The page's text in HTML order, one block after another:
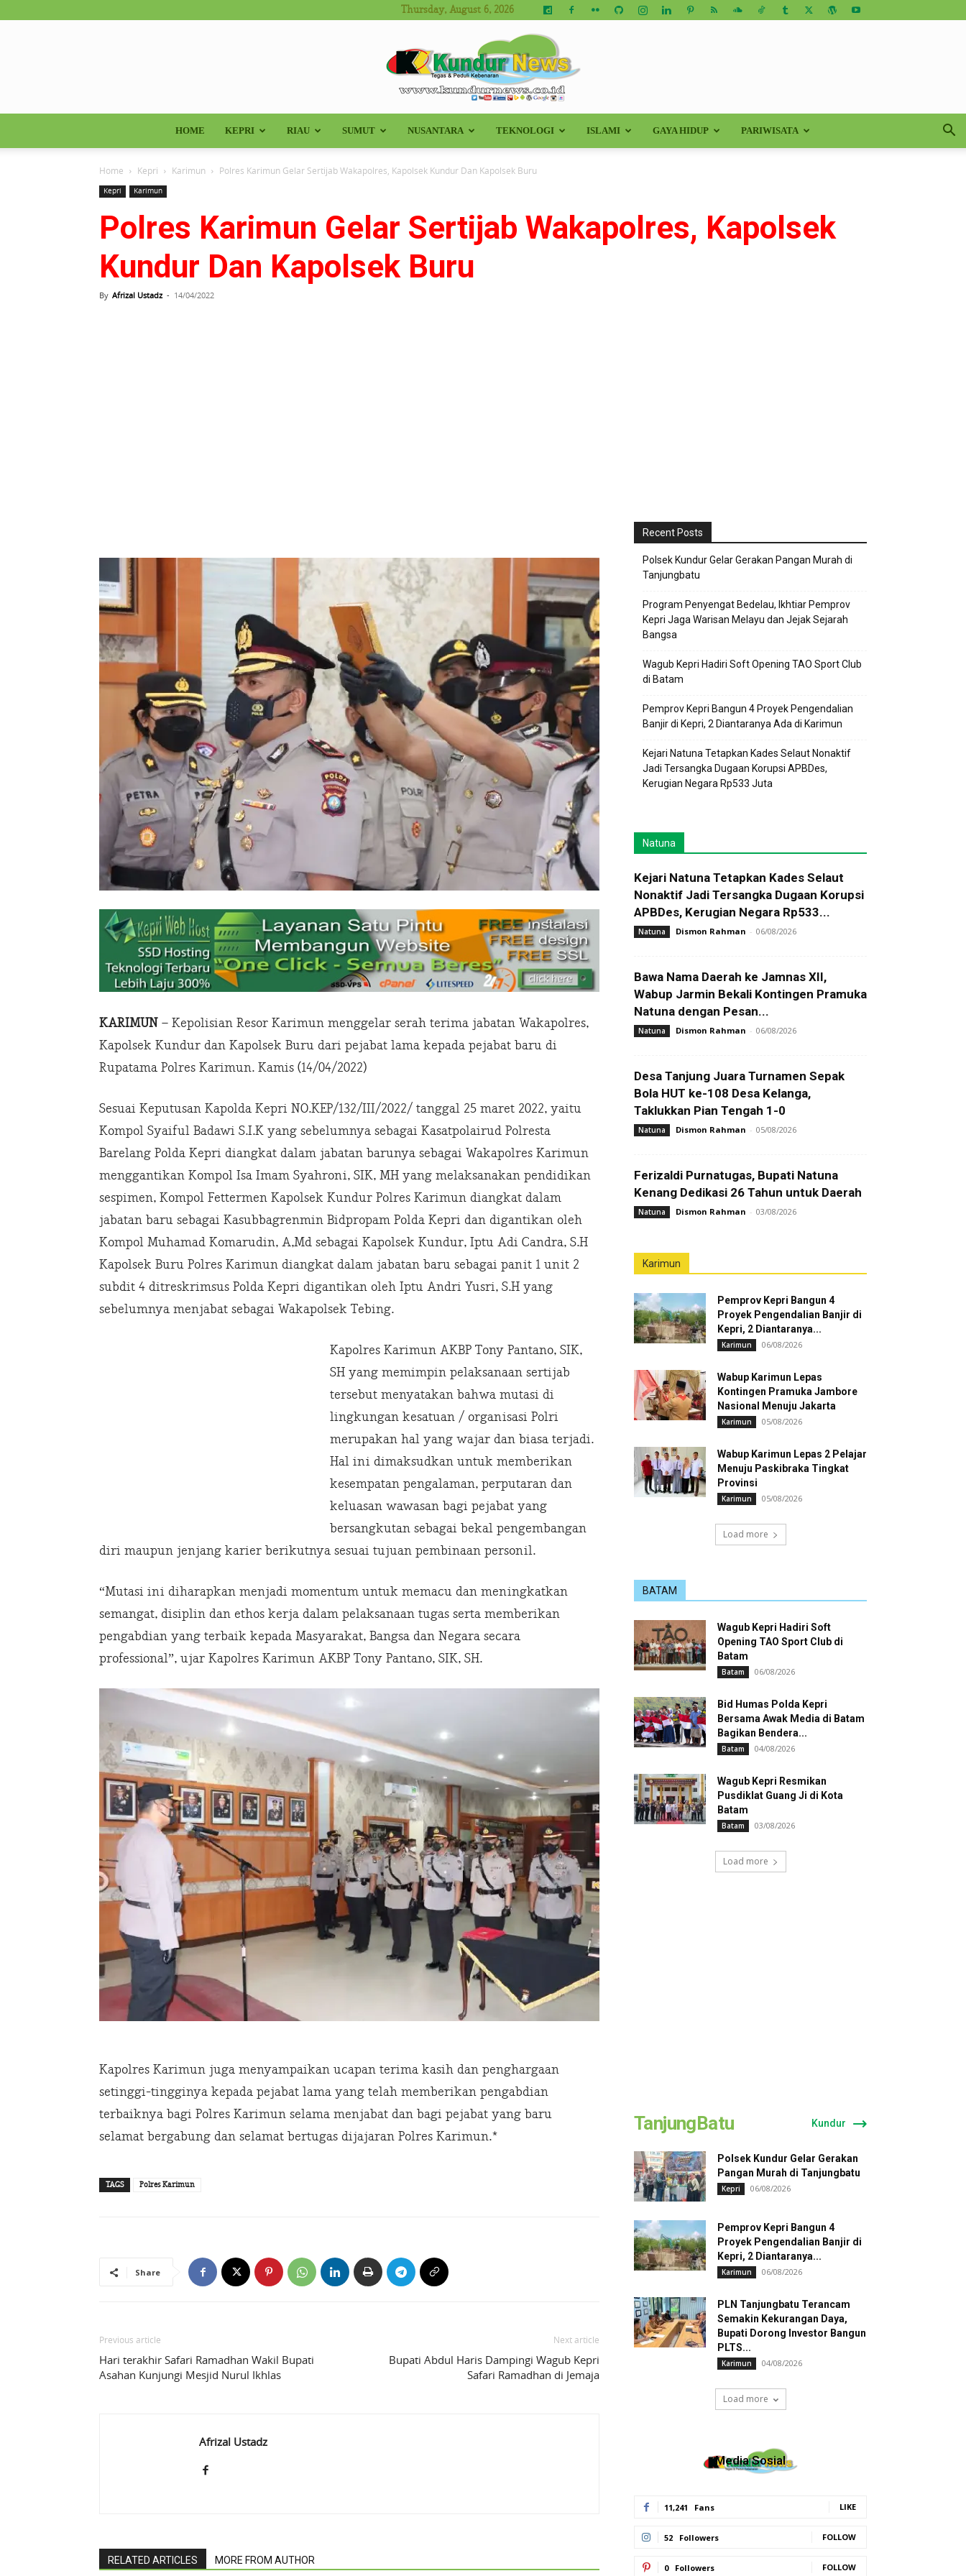
Thursday, August 6, 2026
Kundur
News
HOME KEPRI RIAU SUMUT NUSANTARA TEKNOLOGI ISLAMI GAYA HIDUP PARIWISATA
Home Kepri Karimun Polres Karimun Gelar Sertijab Wakapolres, Kapolsek Kundur Dan Kapolsek Buru
Kepri Karimun
Polres Karimun Gelar Sertijab Wakapolres, Kapolsek
Kundur Dan Kapolsek Buru
By Afrizal Ustadz - 14/04/2022
KARIMUN – Kepolisian Resor Karimun menggelar serah terima jabatan Wakapolres,
Kapolsek Kundur dan Kapolsek Buru dari pejabat lama kepada pejabat baru di
Rupatama Polres Karimun. Kamis (14/04/2022)
Sesuai Keputusan Kapolda Kepri NO.KEP/132/III/2022/ tanggal 25 maret 2022, yaitu
Kompol Syaiful Badawi S.I.K yang sebelumnya sebagai Kasatpolairud Polresta
Barelang Polda Kepri diangkat dalam jabatan barunya sebagai Wakapolres Karimun
menggantikan Kompol Isa Imam Syahroni, SIK, MH yang melaksanakan pendidikan
sespimen, Kompol Fettermen Kapolsek Kundur Polres Karimun diangkat dalam
jabatan baru sebagai Kasubbagrenmin Bidpropam Polda Kepri dan digantikan oleh
Kompol Muhamad Komarudin, A,Md sebagai Kapolsek Kundur, Iptu Adi Candra, S.H
Kapolsek Buru Polres Karimun diangkat dalam jabatan baru sebagai panit 1 unit 2
subdit 4 ditreskrimsus Polda Kepri digantikan oleh Iptu Andri Yusri, S.H yang
sebelumnya menjabat sebagai Wakapolsek Tebing.
Kapolres Karimun AKBP Tony Pantano, SIK,
SH yang memimpin pelaksanaan sertijab
tersebut menyatakan bahwa mutasi di
lingkungan kesatuan / organisasi Polri
merupakan hal yang wajar dan biasa terjadi.
Hal ini dimaksudkan untuk memberikan
kesempatan pengalaman, perputaran dan
keluasan wawasan bagi pejabat yang
bersangkutan sebagai bekal pengembangan
diri maupun jenjang karier berikutnya sesuai tujuan pembinaan personil.
“Mutasi ini diharapkan menjadi momentum untuk memacu dan meningkatkan
semangat, disiplin dan ethos kerja dalam pelaksanaan tugas serta memberikan
pengabdian yang terbaik kepada Masyarakat, Bangsa dan Negara secara
professional”, ujar Kapolres Karimun AKBP Tony Pantano, SIK, SH.
Kapolres Karimun juga menyampaikan ucapan terima kasih dan penghargaan
setinggi-tingginya kepada pejabat lama yang telah memberikan pengabdian
terbaiknya bagi Polres Karimun selama menjabat dan bagi pejabat yang baru
selamat bergabung dan selamat bertugas dijajaran Polres Karimun.*
TAGS Polres Karimun
Share
Previous article
Hari terakhir Safari Ramadhan Wakil Bupati
Asahan Kunjungi Mesjid Nurul Ikhlas
Next article
Bupati Abdul Haris Dampingi Wagub Kepri
Safari Ramadhan di Jemaja
Afrizal Ustadz
RELATED ARTICLES MORE FROM AUTHOR
Recent Posts
Polsek Kundur Gelar Gerakan Pangan Murah di
Tanjungbatu
Program Penyengat Bedelau, Ikhtiar Pemprov
Kepri Jaga Warisan Melayu dan Jejak Sejarah
Bangsa
Wagub Kepri Hadiri Soft Opening TAO Sport Club
di Batam
Pemprov Kepri Bangun 4 Proyek Pengendalian
Banjir di Kepri, 2 Diantaranya Ada di Karimun
Kejari Natuna Tetapkan Kades Selaut Nonaktif
Jadi Tersangka Dugaan Korupsi APBDes,
Kerugian Negara Rp533 Juta
Natuna
Kejari Natuna Tetapkan Kades Selaut
Nonaktif Jadi Tersangka Dugaan Korupsi
APBDes, Kerugian Negara Rp533...
Natuna Dismon Rahman - 06/08/2026
Bawa Nama Daerah ke Jamnas XII,
Wabup Jarmin Bekali Kontingen Pramuka
Natuna dengan Pesan...
Natuna Dismon Rahman - 06/08/2026
Desa Tanjung Juara Turnamen Sepak
Bola HUT ke-108 Desa Kelanga,
Taklukkan Pian Tengah 1-0
Natuna Dismon Rahman - 05/08/2026
Ferizaldi Purnatugas, Bupati Natuna
Kenang Dedikasi 26 Tahun untuk Daerah
Natuna Dismon Rahman - 03/08/2026
Karimun
Pemprov Kepri Bangun 4
Proyek Pengendalian Banjir di
Kepri, 2 Diantaranya...
Karimun 06/08/2026
Wabup Karimun Lepas
Kontingen Pramuka Jambore
Nasional Menuju Jakarta
Karimun 05/08/2026
Wabup Karimun Lepas 2 Pelajar
Menuju Paskibraka Tingkat
Provinsi
Karimun 05/08/2026
Load more
BATAM
Wagub Kepri Hadiri Soft
Opening TAO Sport Club di
Batam
Batam 06/08/2026
Bid Humas Polda Kepri
Bersama Awak Media di Batam
Bagikan Bendera...
Batam 04/08/2026
Wagub Kepri Resmikan
Pusdiklat Guang Ji di Kota
Batam
Batam 03/08/2026
Load more
TanjungBatu Kundur
Polsek Kundur Gelar Gerakan
Pangan Murah di Tanjungbatu
Kepri 06/08/2026
Pemprov Kepri Bangun 4
Proyek Pengendalian Banjir di
Kepri, 2 Diantaranya...
Karimun 06/08/2026
PLN Tanjungbatu Terancam
Semakin Kekurangan Daya,
Bupati Dorong Investor Bangun
PLTS...
Karimun 04/08/2026
Load more
Media Sosial
11,241 Fans LIKE
52 Followers FOLLOW
0 Followers FOLLOW